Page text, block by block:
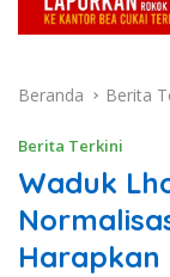
Beranda Berita
Berita Terkini
Waduk
Harapkan